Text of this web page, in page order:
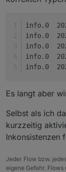
Es langt aber
Selbst als ich
kurzzeitig
Inkonsistenzen
Jeder Flow bzw.
eigene Gefahr.